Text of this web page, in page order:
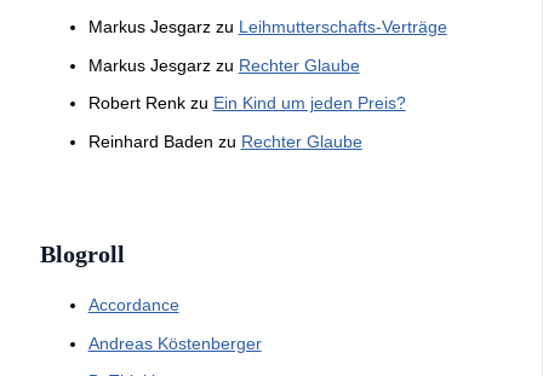
Markus Jesgarzzu Leihmutterschafts-Verträge
Markus Jesgarzzu Rechter Glaube
Robert Renkzu Ein Kind um jeden Preis?
Reinhard Baden zu Rechter Glaube
Blogroll
Accordance
Andreas Köstenberger